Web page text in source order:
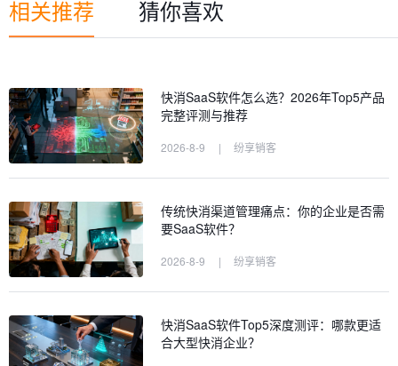
相关推荐 猜你喜欢
快消SaaS软件怎么选？2026年Top5产品
完整评测与推荐
2026-8-9 | 纷享销客
传统快消渠道管理痛点：你的企业是否需
要SaaS软件？
2026-8-9 | 纷享销客
快消SaaS软件Top5深度测评：哪款更适
合大型快消企业？